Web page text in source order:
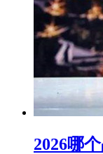
2026哪